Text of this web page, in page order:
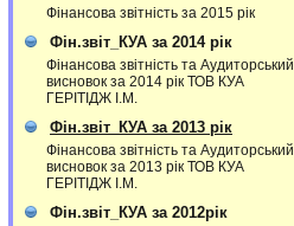
Фінансова звітність за 2015 рік
Фін.звіт_КУА за 2014 рік
Фінансова звітність та Аудиторський
висновок за 2014 рік ТОВ КУА
ГЕРІТІДЖ І.М.
Фін.звіт_КУА за 2013 рік
Фінансова звітність та Аудиторський
висновок за 2013 рік ТОВ КУА
ГЕРІТІДЖ І.М.
Фін.звіт_КУА за 2012рік